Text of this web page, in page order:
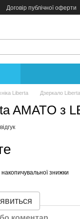
Договір публічної оферти
Liberta Дзеркало
AMATO з
знижки